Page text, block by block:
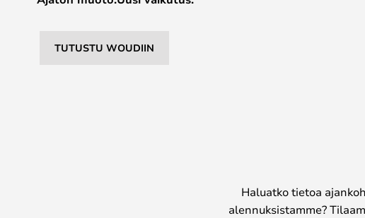
TUTUSTU WOUDIIN
Haluatko tietoa
alennuksistamme?